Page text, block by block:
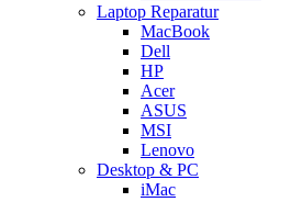
Laptop Reparatur
MacBook
Dell
HP
Acer
ASUS
MSI
Lenovo
Desktop & PC
iMac